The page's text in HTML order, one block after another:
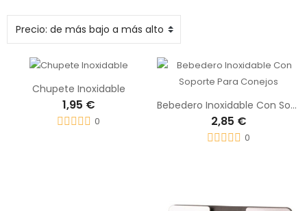
Chupete Inoxidable
1,95 €
0
Bebedero Inoxidable Con Soporte Para Conejos
2,85 €
0